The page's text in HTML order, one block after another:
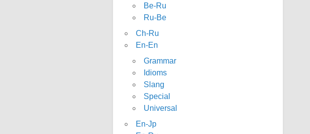
Be-Ru
Ru-Be
Ch-Ru
En-En
Grammar
Idioms
Slang
Special
Universal
En-Jp